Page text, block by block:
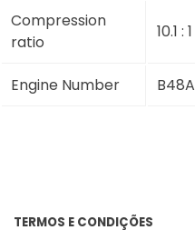
Compression
ratio
10.1 : 1
Engine Number
TERMOS E CONDIÇÕES